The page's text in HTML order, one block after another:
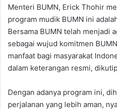
Menteri BUMN, Erick Thohir
program mudik BUMN ini
Bersama BUMN telah menjadi
sebagai wujud komitmen
manfaat bagi masyarakat
dalam keterangan resmi,
Dengan adanya program ini,
perjalanan yang lebih aman,